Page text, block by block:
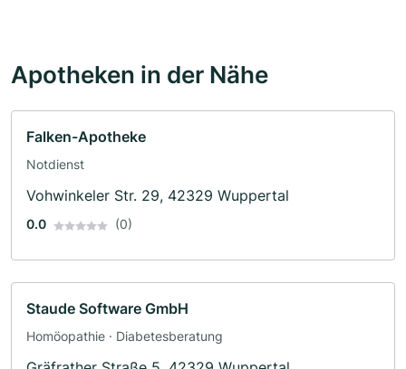
Apotheken in der Nähe
Falken-Apotheke
Notdienst
Vohwinkeler Str. 29, 42329 Wuppertal
0.0 (0)
Staude Software GmbH
Homöopathie · Diabetesberatung